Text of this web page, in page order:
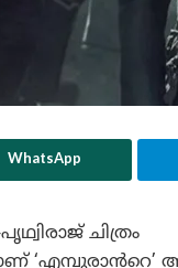
WhatsApp
ചിത്രം
‘എമ്പുരാൻറെ’